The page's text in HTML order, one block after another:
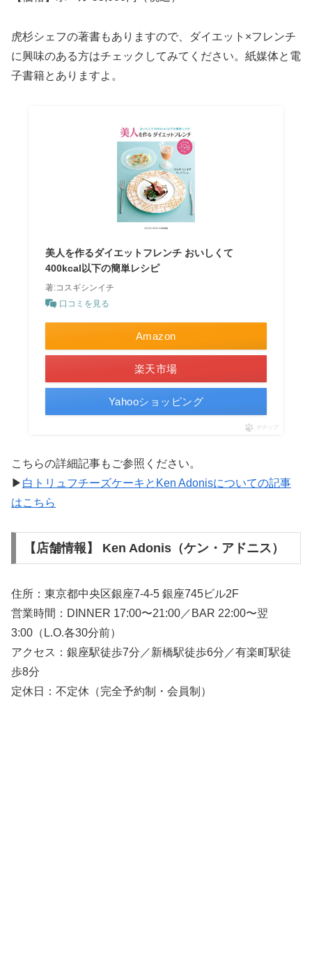
虎杉シェフの著書もありますので、ダイエット×フレンチ
に興味のある方はチェックしてみてください。紙媒体と電
子書籍とありますよ。
美人を作るダイエットフレンチ おいしくて
400kcal以下の簡単レシピ
著:コスギシンイチ
口コミを見る
Amazon
楽天市場
Yahooショッピング
ポチップ
こちらの詳細記事もご参照ください。
▶ 白トリュフチーズケーキとKen Adonisについての記事
はこちら
【店舗情報】 Ken Adonis（ケン・アドニス）
住所：東京都中央区銀座7-4-5 銀座745ビル2F
営業時間：DINNER 17:00〜21:00／BAR 22:00〜翌
3:00（L.O.各30分前）
アクセス：銀座駅徒歩7分／新橋駅徒歩6分／有楽町駅徒
歩8分
定休日：不定休（完全予約制・会員制）